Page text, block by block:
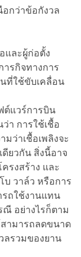
กว่าข้อกังวล
และผู้ก่อตั้ง
ารกิจทางการ
ที่ใช้ขับเคลื่อน
ต์แวร์การบิน
า การใช้เชื้อ
ว่าเชื้อเพลิงจะ
ยวกัน สิ่งนี้อาจ
รงสร้าง และ
บ วาล์ว หรือการ
รถใช้งานแทน
ณี อย่างไรก็ตาม
ามารถลดขนาด
ลรวมของยาน